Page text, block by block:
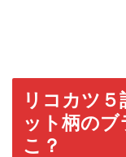
リコカツ
ット柄の
こ？